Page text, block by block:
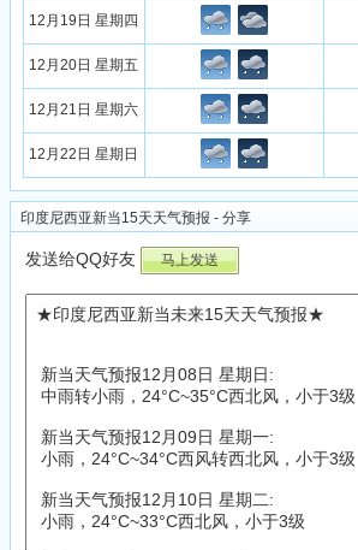
12月19日 星期四
12月20日 星期五
12月21日 星期六
12月22日 星期日
印度尼西亚新当15天天气预报 - 分享
发送给QQ好友